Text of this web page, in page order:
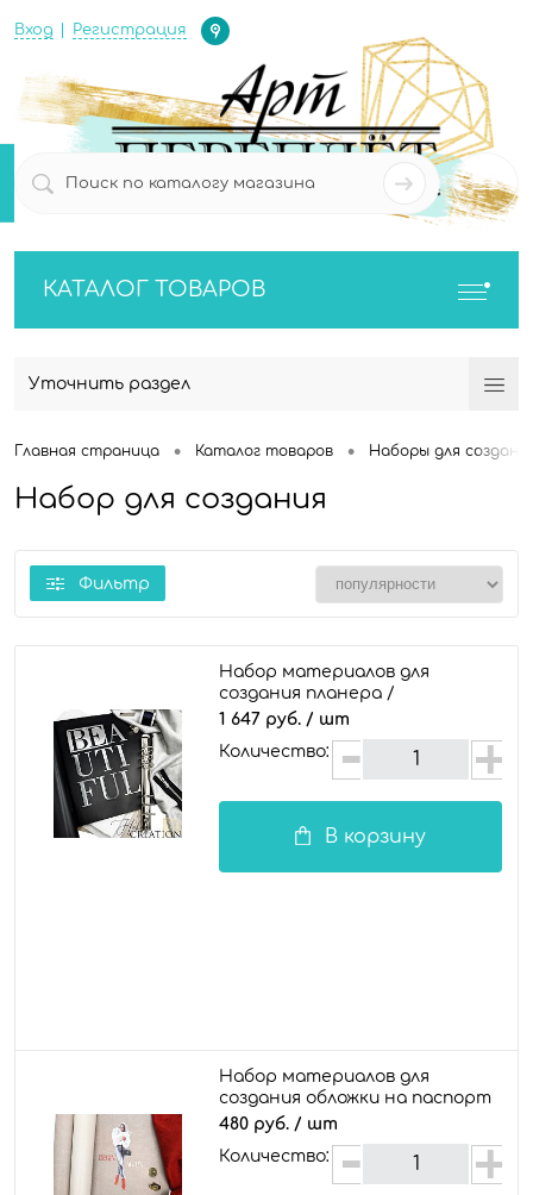
Вход Регистрация
Определение
0
КАТАЛОГ ТОВАРОВ
Уточнить раздел
Главная страница • Каталог товаров • Наборы для
Набор для создания
Фильтр
Набор материалов для
создания планера /
документы "Beautiful /
1 647 руб. / шт
Количество:
В корзину
Набор материалов для
создания обложки на паспорт
/ документы "Мэри"
480 руб. / шт
Количество: